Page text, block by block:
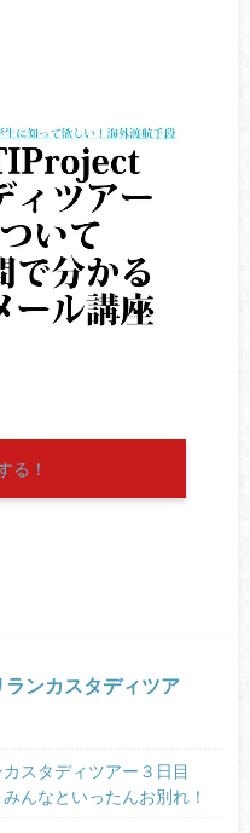
る！
ンカスタディツア
スタディツアー３日目
んなといったんお別れ！